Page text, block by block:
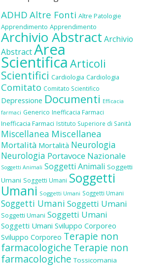
ADHD Altre Fonti Altre Patologie
Apprendimento Apprendimento
Archivio Abstract Archivio
AbstractArea
Scientifica Articoli
Scientifici Cardiologia Cardiologia
Comitato Comitato Scientifico
Depressione Documenti Efficacia
farmaci Generico Inefficacia Farmaci
Inefficacia Farmaci Istituto Superiore di Sanità
Miscellanea Miscellanea
Mortalità Mortalità Neurologia
Neurologia Portavoce Nazionale
Soggetti Animali Soggetti Animali Soggetti
Umani Soggetti Umani Soggetti
Umani Soggetti Umani Soggetti Umani
Soggetti Umani Soggetti Umani
Soggetti Umani Soggetti Umani
Soggetti Umani Sviluppo Corporeo
Sviluppo Corporeo Terapie non
farmacologiche Terapie non
farmacologiche Tossicomania